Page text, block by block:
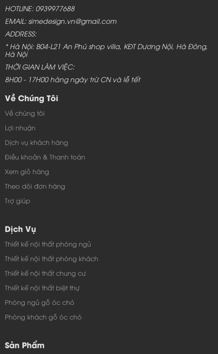
HOTLINE: 0939977688
EMAIL: simedesign.vn@gmail.com
ADDRESS:
* Hà Nội: B04-L21 An Phú shop villa, KĐT Dương Nội, Hà Đông,
Hà Nội
THỜI GIAN LÀM VIỆC:
8H00 - 17H00 hàng ngày trừ CN và lễ tết
Về Chúng Tôi
Về chúng tôi
Lợi nhuận
Dịch vụ khách hàng
Điều khoản & Thanh toán
Xem giỏ hàng
Theo dõi đơn hàng
Trợ giúp
Dịch Vụ
Thiết kế nội thất phòng ngủ
Thiết kế nội thất phòng khách
Thiết kế nội thất chung cư
Thiết kế nội thất biệt thự
Phòng ngủ gỗ óc chó
Phòng khách gỗ óc chó
Sản Phẩm